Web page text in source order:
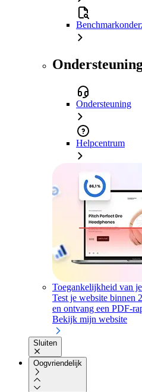
Ondersteuning
Helpcentrum
Toegankelijkheid van
Test je website binnen
en ontvang een PDF-
Bekijk mijn website
Sluiten
Oogvriendelijk